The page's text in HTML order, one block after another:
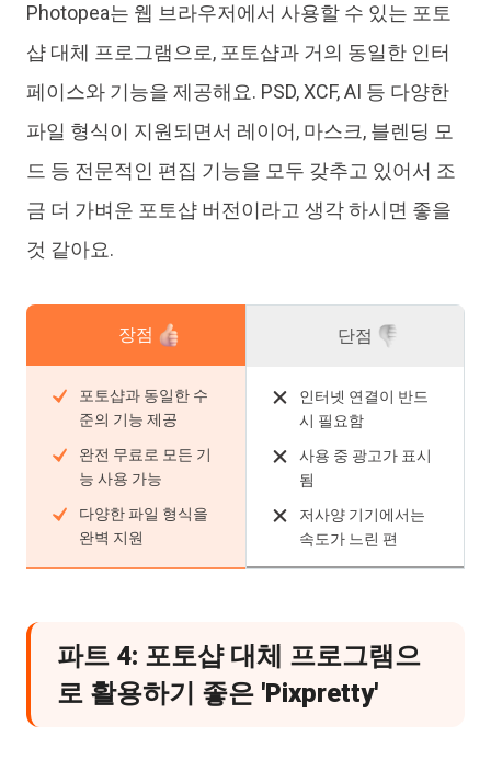
Photopea는 웹 브라우저에서 사용할 수 있는 포토
샵 대체 프로그램으로, 포토샵과 거의 동일한 인터
페이스와 기능을 제공해요. PSD, XCF, AI 등 다양한
파일 형식이 지원되면서 레이어, 마스크, 블렌딩 모
드 등 전문적인 편집 기능을 모두 갖추고 있어서 조
금 더 가벼운 포토샵 버전이라고 생각 하시면 좋을
것 같아요.
장점
포토샵과 동일한 수
준의 기능 제공
완전 무료로 모든 기
능 사용 가능
다양한 파일 형식을
완벽 지원
단점
인터넷 연결이 반드
시 필요함
사용 중 광고가 표시
됨
저사양 기기에서는
속도가 느린 편
파트 4: 포토샵 대체 프로그램으
로 활용하기 좋은 'Pixpretty'